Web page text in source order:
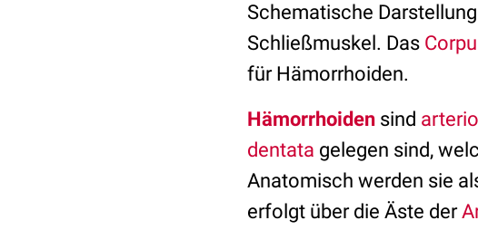
Schematische
Schließmuskel. Das
für Hämorrhoiden.
Hämorrhoiden sind
dentata gelegen sind,
Anatomisch werden sie
erfolgt über die Äste der